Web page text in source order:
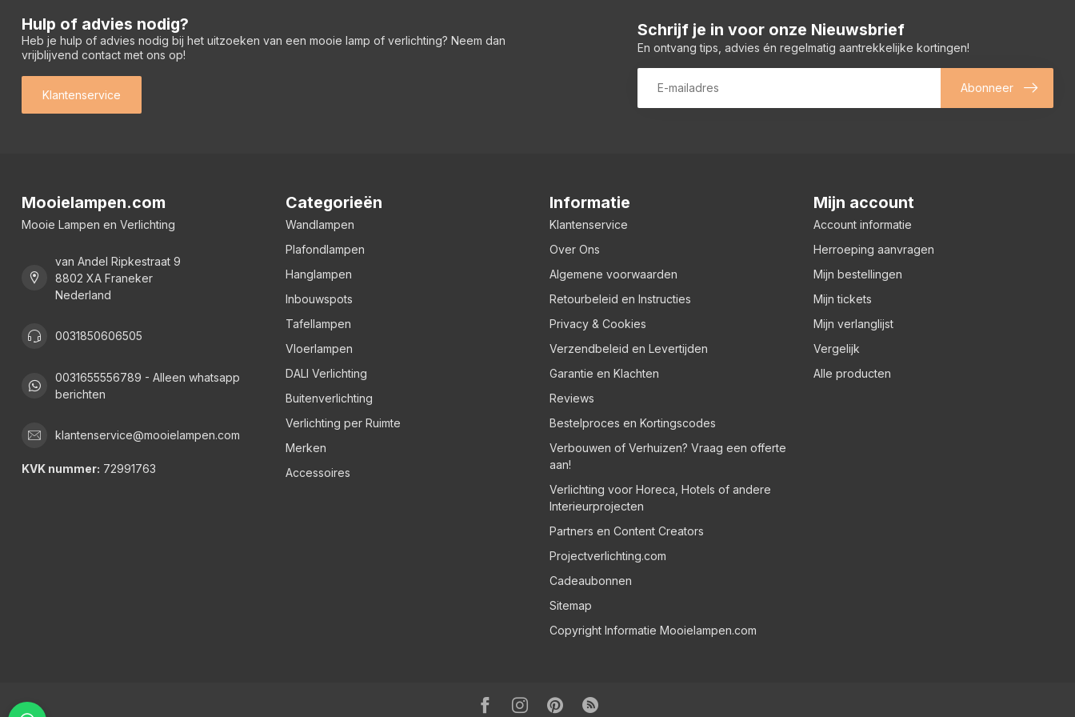
Hulp of advies nodig?
Heb je hulp of advies nodig bij het uitzoeken van een mooie lamp of verlichting? Neem dan
vrijblijvend contact met ons op!
Klantenservice
Schrijf je in voor onze Nieuwsbrief
En ontvang tips, advies én regelmatig aantrekkelijke kortingen!
Abonneer
Mooielampen.com
Mooie Lampen en Verlichting
van Andel Ripkestraat 9
8802 XA Franeker
Nederland
0031850606505
0031655556789 - Alleen whatsapp
berichten
klantenservice@mooielampen.com
KVK nummer: 72991763
Categorieën
Wandlampen
Plafondlampen
Hanglampen
Inbouwspots
Tafellampen
Vloerlampen
DALI Verlichting
Buitenverlichting
Verlichting per Ruimte
Merken
Accessoires
Informatie
Klantenservice
Over Ons
Algemene voorwaarden
Retourbeleid en Instructies
Privacy & Cookies
Verzendbeleid en Levertijden
Garantie en Klachten
Reviews
Bestelproces en Kortingscodes
Verbouwen of Verhuizen? Vraag een offerte
aan!
Verlichting voor Horeca, Hotels of andere
Interieurprojecten
Partners en Content Creators
Projectverlichting.com
Cadeaubonnen
Sitemap
Copyright Informatie Mooielampen.com
Mijn account
Account informatie
Herroeping aanvragen
Mijn bestellingen
Mijn tickets
Mijn verlanglijst
Vergelijk
Alle producten